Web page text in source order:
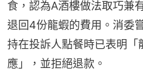
食，認為A酒樓做法取巧兼
退回4份龍蝦的費用。消委
持在投訴人點餐時已表明
應」，並拒絕退款。